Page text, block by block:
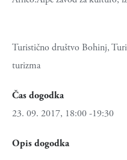
Turistično društvo Bohinj,
turizma
Čas dogodka
23. 09. 2017, 18:00 -19:30
Opis dogodka